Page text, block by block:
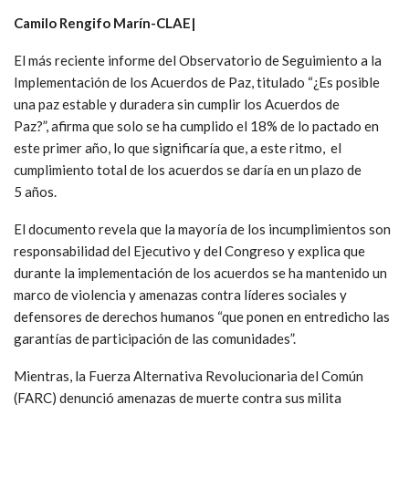
Camilo Rengifo Marín-CLAE|
El más reciente informe del Observatorio de Seguimiento a la
Implementación de los Acuerdos de Paz, titulado “¿Es posible
una paz estable y duradera sin cumplir los Acuerdos de
Paz?”, afirma que solo se ha cumplido el 18% de lo pactado en
este primer año, lo que significaría que, a este ritmo, el
cumplimiento total de los acuerdos se daría en un plazo de
5 años.
El documento revela que la mayoría de los incumplimientos son
responsabilidad del Ejecutivo y del Congreso y explica que
durante la implementación de los acuerdos se ha mantenido un
marco de violencia y amenazas contra líderes sociales y
defensores de derechos humanos “que ponen en entredicho las
garantías de participación de las comunidades”.
Mientras, la Fuerza Alternativa Revolucionaria del Común
(FARC) denunció amenazas de muerte contra sus milita